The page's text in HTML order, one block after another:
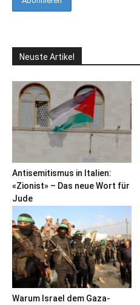
Neuste Artikel
Antisemitismus in Italien:
«Zionist» – Das neue Wort für
Jude
Warum Israel dem Gaza-